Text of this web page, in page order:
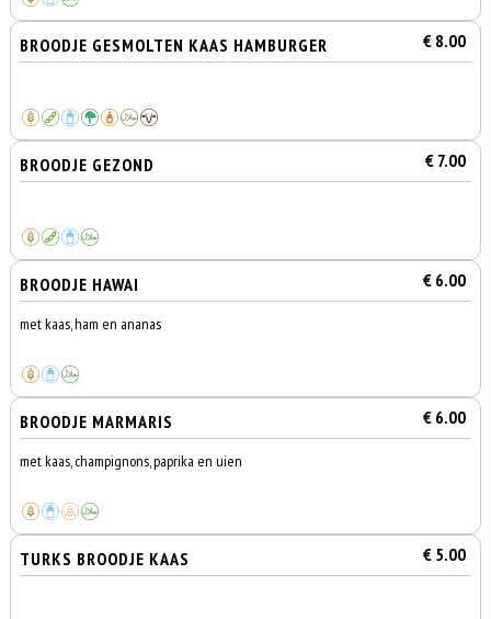
BROODJE GESMOLTEN KAAS HAMBURGER € 8.00
BROODJE GEZOND € 7.00
BROODJE HAWAI € 6.00
met kaas, ham en ananas
BROODJE MARMARIS € 6.00
met kaas, champignons, paprika en uien
TURKS BROODJE KAAS € 5.00